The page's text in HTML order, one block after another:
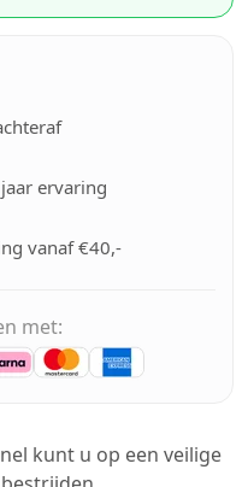
ervaring
vanaf €40,-
met:
kunt u op een veilige